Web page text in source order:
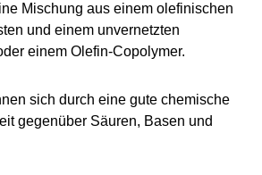
von TPE
Mischung aus einem olefinischen
und einem unvernetzten
einem Olefin-Copolymer.
sich durch eine gute chemische
gegenüber Säuren, Basen und